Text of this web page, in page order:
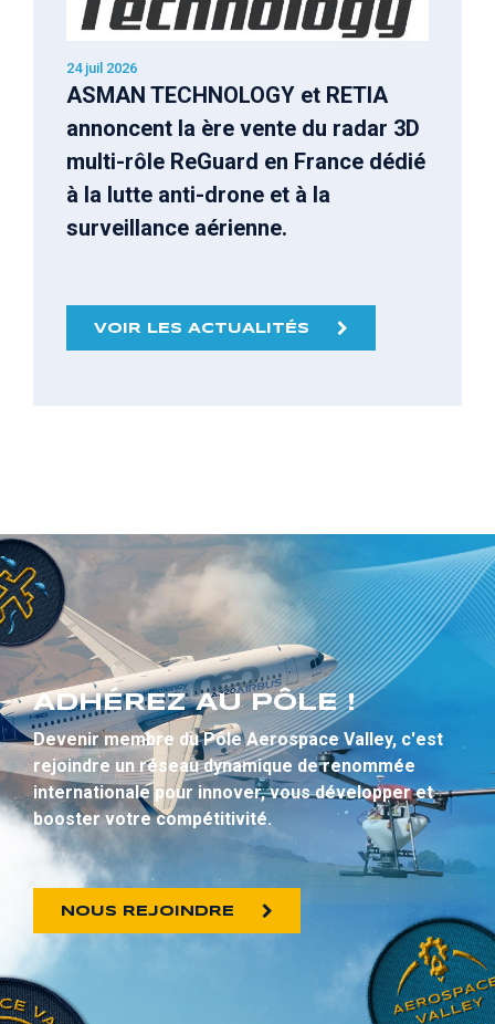
24 juil 2026
ASMAN TECHNOLOGY et RETIA
annoncent la ère vente du radar 3D
multi-rôle ReGuard en France dédié
à la lutte anti-drone et à la
surveillance aérienne.
VOIR LES ACTUALITÉS
ADHÉREZ AU PÔLE !
Devenir membre du Pôle Aerospace Valley, c'est
rejoindre un réseau dynamique de renommée
internationale pour innover, vous développer et
booster votre compétitivité.
NOUS REJOINDRE